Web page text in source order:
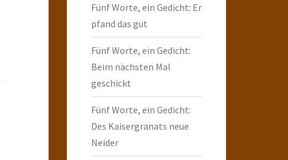
Fünf Worte, ein Gedicht: Er
pfand das gut
Fünf Worte, ein Gedicht:
Beim nächsten Mal
geschickt
Fünf Worte, ein Gedicht:
Des Kaisergranats neue
Neider